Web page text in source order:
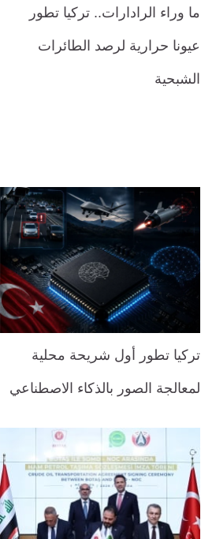
ما وراء الرادارات.. تركيا تطور
عيونا حرارية لرصد الطائرات
الشبحية
تركيا تطور أول شريحة محلية
لمعالجة الصور بالذكاء الاصطناعي